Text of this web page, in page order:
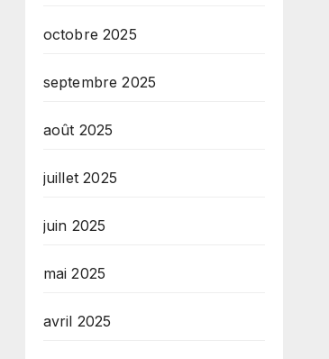
octobre 2025
septembre 2025
août 2025
juillet 2025
juin 2025
mai 2025
avril 2025